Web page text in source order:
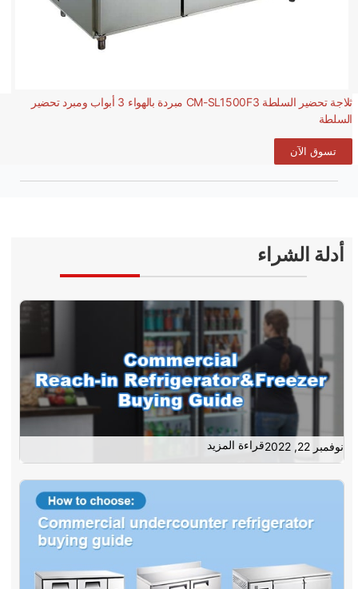
ثلاجة تحضير السلطة CM-SL1500F3 مبردة بالهواء 3 أبواب ومبرد تحضير
السلطة
تسوق الآن
أدلة الشراء
نوفمبر 22, 2022 قراءة المزيد